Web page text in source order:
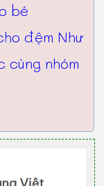
bé
đệm Như
cùng nhóm